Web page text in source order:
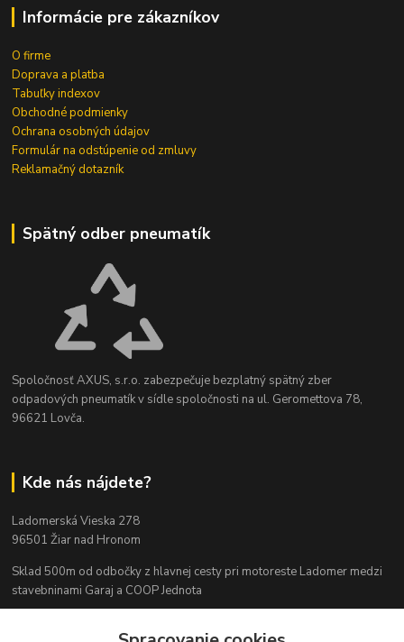
Informácie pre zákazníkov
O firme
Doprava a platba
Tabuľky indexov
Obchodné podmienky
Ochrana osobných údajov
Formulár na odstúpenie od zmluvy
Reklamačný dotazník
Spätný odber pneumatík
Spoločnosť AXUS, s.r.o. zabezpečuje bezplatný spätný zber
odpadových pneumatík v sídle spoločnosti na ul. Geromettova 78,
96621 Lovča.
Kde nás nájdete?
Ladomerská Vieska 278
96501 Žiar nad Hronom
Sklad 500m od odbočky z hlavnej cesty pri motoreste Ladomer medzi
stavebninami Garaj a COOP Jednota